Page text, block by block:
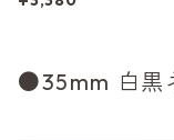
●35mm 白黒